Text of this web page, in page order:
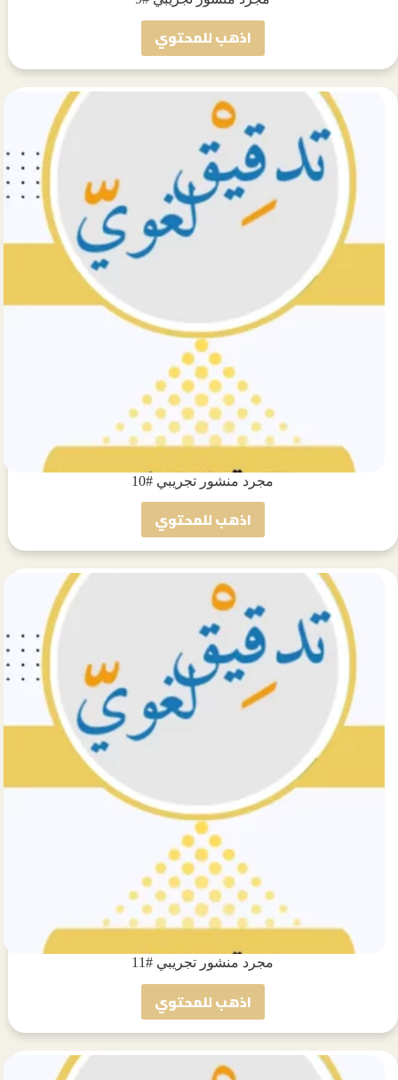
اذهب للمحتوي
مجرد
منشور
مجرد منشور تجريبي #10
اذهب للمحتوي
مجرد
منشور
مجرد منشور تجريبي #11
اذهب للمحتوي
مجرد
منشور